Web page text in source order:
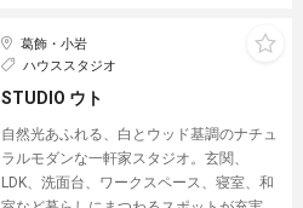
葛飾・小岩
ハウススタジオ
STUDIO ウト
自然光あふれる、白とウッド基調のナチュ
ラルモダンな一軒家スタジオ。玄関、
LDK、洗面台、ワークスペース、寝室、和